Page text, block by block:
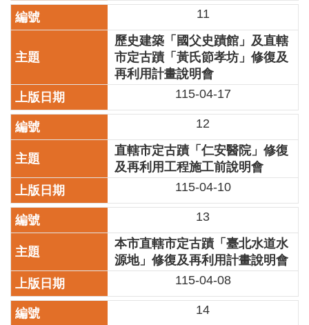
雙
語
彙
台
北
通
讀
專
區
廉
政
平
臺
專
區
11
歷史建築「國父史蹟館」及直轄
市定古蹟「黃氏節孝坊」修復及
再利用計畫說明會
115-04-17
12
直轄市定古蹟「仁安醫院」修復
及再利用工程施工前說明會
115-04-10
13
本市直轄市定古蹟「臺北水道水
源地」修復及再利用計畫說明會
115-04-08
14